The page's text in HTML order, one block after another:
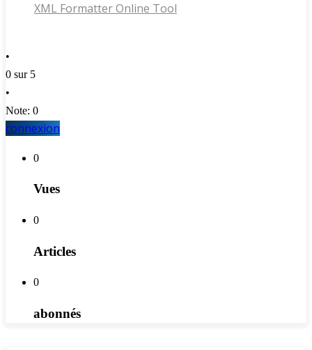
XML Formatter Online Tool
•
0 sur 5
•
Note: 0
connexion
0
Vues
0
Articles
0
abonnés